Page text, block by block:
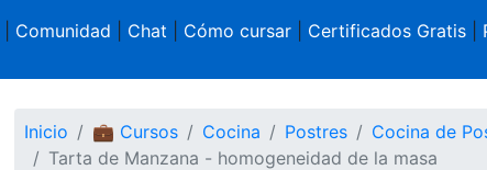
Comunidad Chat Cómo cursar| Certificados Gratis|
Inicio 💼 Cursos Cocina Postres
Cocina de
Tarta de Manzana - homogeneidad de la masa